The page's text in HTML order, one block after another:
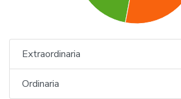
Extraordinaria
Ordinaria